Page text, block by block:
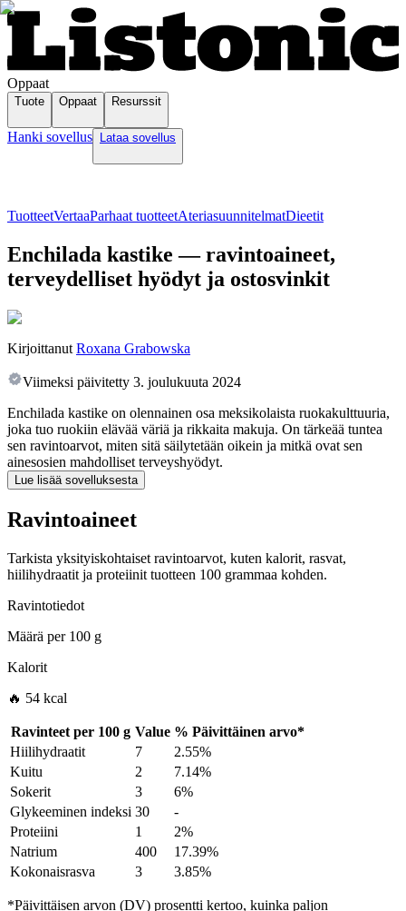
Oppaat
Tuote Oppaat Resurssit
Hanki sovellus Lataa sovellus
TuotteetVertaaParhaat tuotteetAteriasuunnitelmatDieetit
Enchilada kastike — ravintoaineet,
terveydelliset hyödyt ja ostosvinkit
Kirjoittanut Roxana Grabowska
Viimeksi päivitetty 3. joulukuuta 2024
Enchilada kastike on olennainen osa meksikolaista ruokakulttuuria,
joka tuo ruokiin elävää väriä ja rikkaita makuja. On tärkeää tuntea
sen ravintoarvot, miten sitä säilytetään oikein ja mitkä ovat sen
ainesosien mahdolliset terveyshyödyt.
Lue lisää sovelluksesta
Ravintoaineet
Tarkista yksityiskohtaiset ravintoarvot, kuten kalorit, rasvat,
hiilihydraatit ja proteiinit tuotteen 100 grammaa kohden.
Ravintotiedot
Määrä per100 g
Kalorit
🔥 54 kcal
Ravinteet per 100 g Value % Päivittäinen arvo*
Hiilihydraatit
7
2.55%
Kuitu
2
7.14%
Sokerit
3
6%
Glykeeminen indeksi 30
-
Proteiini
1
2%
Natrium
400
17.39%
Kokonaisrasva
3 3.85%
*Päivittäisen arvon (DV) prosentti kertoo, kuinka paljon